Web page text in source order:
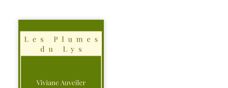
Trois récits, trois
existences saisies
à l’instant où tout
bascule. Une
l’apaisement, un